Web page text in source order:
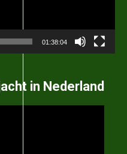
01:38:04
in Nederland